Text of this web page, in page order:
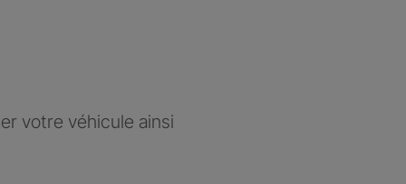
votre véhicule ainsi